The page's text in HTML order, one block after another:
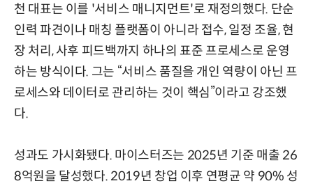
천 대표는 이를 '서비스 매니지먼트'로 재정의했다. 단순
인력 파견이나 매칭 플랫폼이 아니라 접수, 일정 조율, 현
장 처리, 사후 피드백까지 하나의 표준 프로세스로 운영
하는 방식이다. 그는 “서비스 품질을 개인 역량이 아닌 프
로세스와 데이터로 관리하는 것이 핵심”이라고 강조했
다.
성과도 가시화됐다. 마이스터즈는 2025년 기준 매출 26
8억원을 달성했다. 2019년 창업 이후 연평균 약 90% 성